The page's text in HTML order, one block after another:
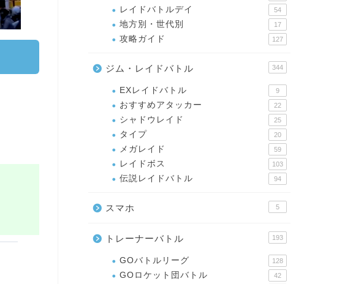
レイドバトルデイ 54
地方別・世代別 17
攻略ガイド 127
ジム・レイドバトル 344
EXレイドバトル 9
おすすめアタッカー 22
シャドウレイド 25
タイプ 20
メガレイド 59
レイドボス 103
伝説レイドバトル 94
スマホ 5
トレーナーバトル 193
GOバトルリーグ 128
GOロケット団バトル 42